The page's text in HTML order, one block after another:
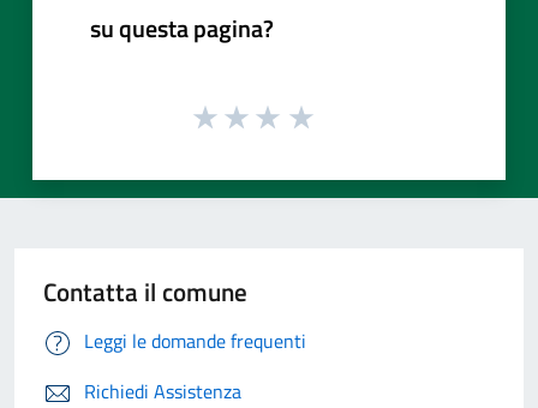
su questa pagina?
Contatta il comune
Leggi le domande frequenti
Richiedi Assistenza